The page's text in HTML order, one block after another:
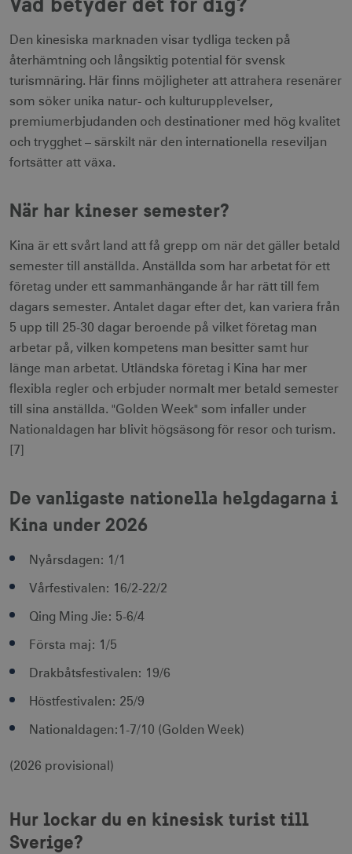
Den kinesiska marknaden visar tydliga tecken på
återhämtning och långsiktig potential för svensk
turismnäring. Här finns möjligheter att attrahera resenärer
som söker unika natur- och kulturupplevelser,
premiumerbjudanden och destinationer med hög kvalitet
och trygghet – särskilt när den internationella reseviljan
fortsätter att växa.
När har kineser semester?
Kina är ett svårt land att få grepp om när det gäller betald
semester till anställda. Anställda som har arbetat för ett
företag under ett sammanhängande år har rätt till fem
dagars semester. Antalet dagar efter det, kan variera från
5 upp till 25-30 dagar beroende på vilket företag man
arbetar på, vilken kompetens man besitter samt hur
länge man arbetat. Utländska företag i Kina har mer
flexibla regler och erbjuder normalt mer betald semester
till sina anställda. "Golden Week" som infaller under
Nationaldagen har blivit högsäsong för resor och turism.
[7]
De vanligaste nationella helgdagarna i
Kina under 2026
Nyårsdagen: 1/1
Vårfestivalen: 16/2-22/2
Qing Ming Jie: 5-6/4
Första maj: 1/5
Drakbåtsfestivalen: 19/6
Höstfestivalen: 25/9
Nationaldagen:1-7/10 (Golden Week)
(2026 provisional)
Hur lockar du en kinesisk turist till
Sverige?